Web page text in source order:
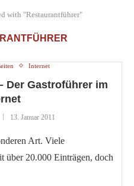
with "Restaurantführer"
Internet
Der Gastroführer im
13. Januar 2011
Art. Viele
über 20.000 Einträgen, doch